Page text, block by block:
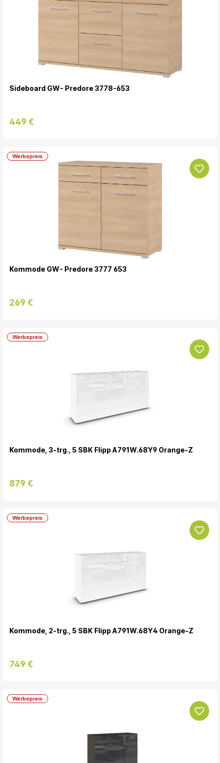
Sideboard GW- Predore 3778-653
449 €
Werbepreis
Kommode GW- Predore 3777 653
269 €
Werbepreis
Kommode, 3-trg., 5 SBK Flipp A791W.68Y9 Orange-Z
879 €
Werbepreis
Kommode, 2-trg., 5 SBK Flipp A791W.68Y4 Orange-Z
749 €
Werbepreis